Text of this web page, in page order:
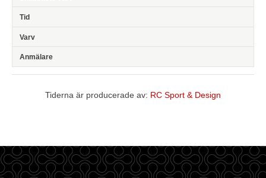
Tiderna är producerade av: RC Sport & Design